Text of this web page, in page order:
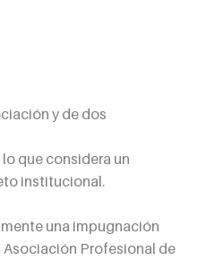
y de dos
que considera un
institucional.
una impugnación
Profesional de